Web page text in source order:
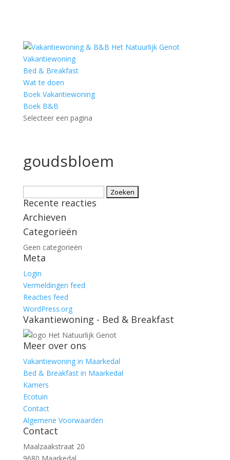
Vakantiewoning
Bed & Breakfast
Wat te doen
Boek Vakantiewoning
Boek B&B
Selecteer een pagina
goudsbloem
naar:
Recente reacties
Archieven
Categorieën
Geen categorieën
Meta
Login
Vermeldingen feed
Reacties feed
WordPress.org
Vakantiewoning - Bed & Breakfast
Meer over ons
Vakantiewoning in Maarkedal
Bed & Breakfast in Maarkedal
Kamers
Ecotuin
Contact
Algemene Voorwaarden
Contact
Maalzaakstraat 20